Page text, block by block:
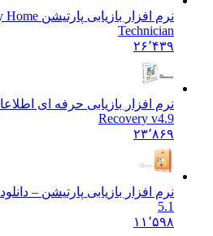
نرم افزار بازیابی پارتیشن M3Home
Technician
۲۶٬۴۳۹
نرم افزار بازیابی حرفه ای اطلاعات
Recovery v4.9
۲۳٬۸۶۹
نرم افزار بازیابی پارتیشن – دانلود
۱۱٬۵۹۸